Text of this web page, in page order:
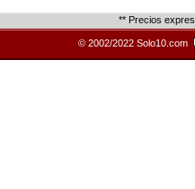
** Precios
© 2002/2022 Solo10.com